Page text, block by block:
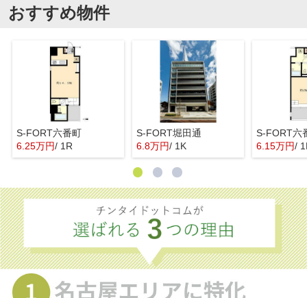
おすすめ物件
S-FORT六番町
6.25万円/ 1R
S-FORT堀田通
6.8万円/ 1K
S-FORT六
6.15万円/